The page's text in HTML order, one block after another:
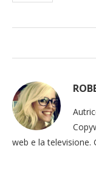
web e la televisione.